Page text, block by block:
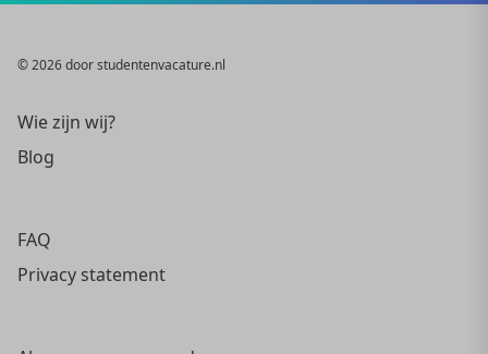
© 2026 door studentenvacature.nl
Wie zijn wij?
Blog
FAQ
Privacy statement